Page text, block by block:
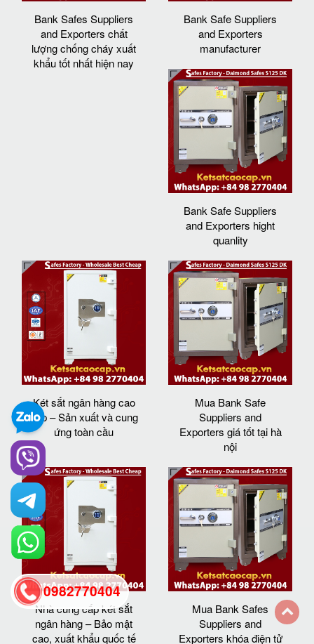
Bank Safes Suppliers
and Exporters chất
lượng chống cháy xuất
khẩu tốt nhất hiện nay
Bank Safe Suppliers
and Exporters
manufacturer
Bank Safe Suppliers
and Exporters hight
quanlity
Két sắt ngân hàng cao
cấp – Sản xuất và cung
ứng toàn cầu
Mua Bank Safe
Suppliers and
Exporters giá tốt tại hà
nội
Nhà cung cấp két sắt
ngân hàng – Bảo mật
cao, xuất khẩu quốc tế
Mua Bank Safes
Suppliers and
Exporters khóa điện tử
0982770404
back